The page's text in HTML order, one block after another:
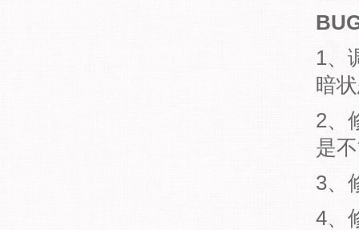
1、
暗
2、
是
3、
4、